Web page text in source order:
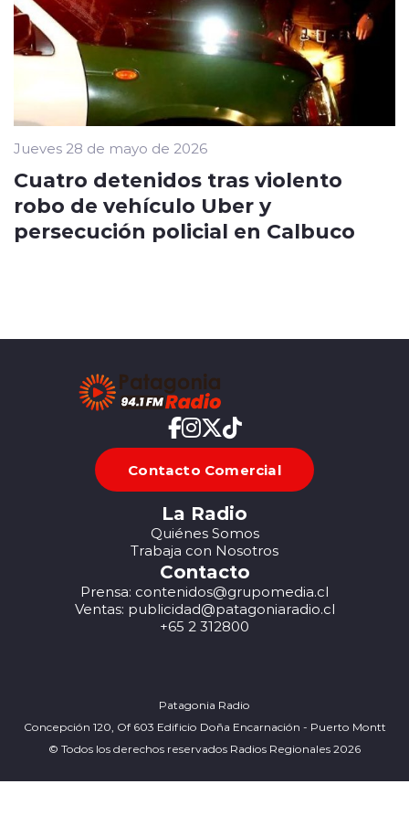
Jueves 28 de mayo de 2026
Cuatro detenidos tras violento
robo de vehículo Uber y
persecución policial en Calbuco
Contacto Comercial
La Radio
Quiénes Somos
Trabaja con Nosotros
Contacto
Prensa: contenidos@grupomedia.cl
Ventas: publicidad@patagoniaradio.cl
+65 2 312800
Patagonia Radio
Concepción 120, Of 603 Edificio Doña Encarnación - Puerto Montt
© Todos los derechos reservados Radios Regionales 2026